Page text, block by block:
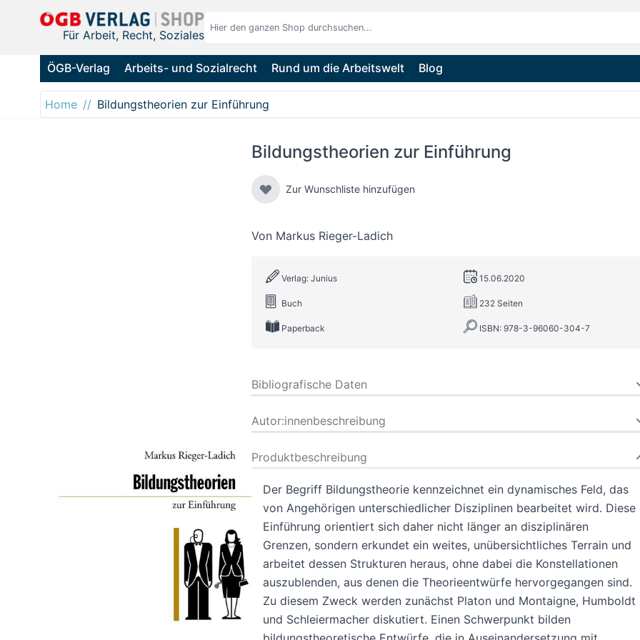
Direkt zum Inhalt
Für Arbeit, Recht, Soziales
ÖGB-Verlag Arbeits- und Sozialrecht Rund um die Arbeitswelt Blog
Home Bildungstheorien zur Einführung
Bildungstheorien zur Einführung
Zur Wunschliste hinzufügen
Von Markus Rieger-Ladich
Verlag: Junius 15.06.2020
Buch 232 Seiten
Paperback ISBN: 978-3-96060-304-7
Bibliografische Daten
Autor:innenbeschreibung
Produktbeschreibung
Der Begriff Bildungstheorie kennzeichnet ein dynamisches Feld, das
von Angehörigen unterschiedlicher Disziplinen bearbeitet wird. Diese
Einführung orientiert sich daher nicht länger an disziplinären
Grenzen, sondern erkundet ein weites, unübersichtliches Terrain und
arbeitet dessen Strukturen heraus, ohne dabei die Konstellationen
auszublenden, aus denen die Theorieentwürfe hervorgegangen sind.
Zu diesem Zweck werden zunächst Platon und Montaigne, Humboldt
und Schleiermacher diskutiert. Einen Schwerpunkt bilden